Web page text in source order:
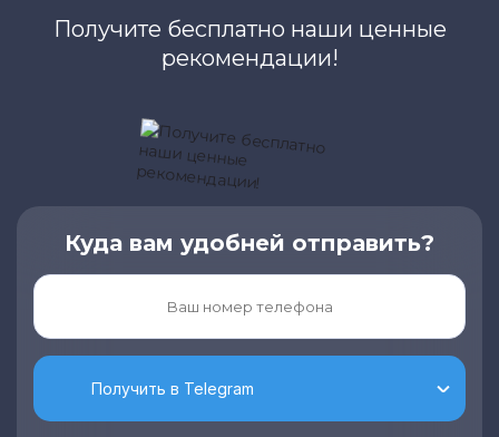
Получите бесплатно наши ценные
рекомендации!
Куда вам удобней отправить?
Получить в Telegram